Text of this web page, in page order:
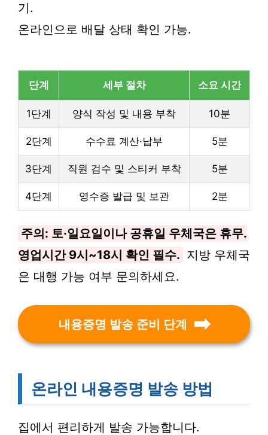
기.
온라인으로 배달 상태 확인 가능.
단계 세부 절차 소요 시간
1단계 양식 작성 및 내용 부착 10분
2단계 수수료 계산·납부 5분
3단계 직원 검수 및 스티커 부착 5분
4단계 영수증 발급 및 보관 2분
주의: 토·일요일이나 공휴일 우체국은 휴무.
영업시간 9시~18시 확인 필수. 지방 우체국
은 대행 가능 여부 문의하세요.
내용증명 발송 준비 단계
온라인 내용증명 발송 방법
집에서 편리하게 발송 가능합니다.